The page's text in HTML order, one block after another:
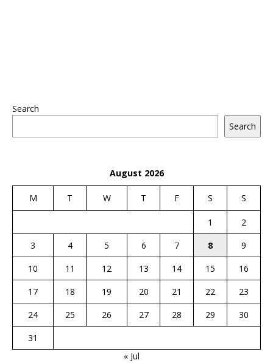
Search
Search
August 2026
M T W T F S S
1
2
3
4 5 6 7 8
9
10
11 12 13 14 15
16
17
18 19 20 21 22
23
24
25 26 27 28 29
30
31
« Jul